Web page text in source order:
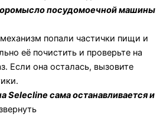
посудомоечной машины
попали частички пищи и
её почистить и проверьте на
Если она осталась, вызовите
Selecline сама останавливается и